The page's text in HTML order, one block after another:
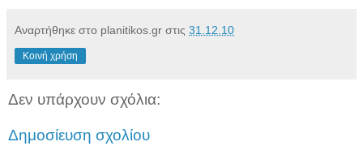
Αναρτήθηκε στο planitikos.gr στις 31.12.10
Κοινή χρήση
Δεν υπάρχουν σχόλια:
Δημοσίευση σχολίου